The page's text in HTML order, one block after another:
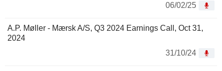
06/02/25
A.P. Møller - Mærsk A/S, Q3 2024 Earnings Call, Oct 31,
2024
31/10/24